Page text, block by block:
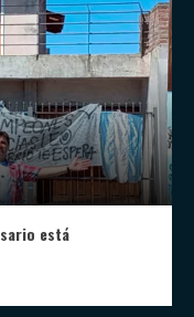
está